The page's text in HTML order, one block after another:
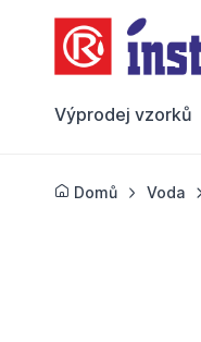
Výprodej vzorků
Domů Voda